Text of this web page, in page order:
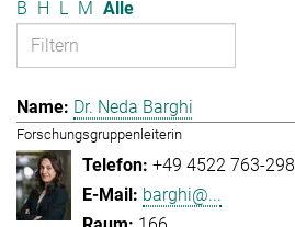
B H L M Alle
Dr. Neda Barghi
Forschungsgruppenleiterin
+49 4522 763-298
barghi@...